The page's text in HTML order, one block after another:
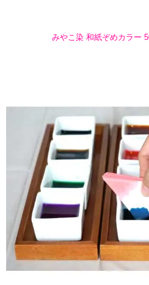
みやこ染 和紙ぞめカラー